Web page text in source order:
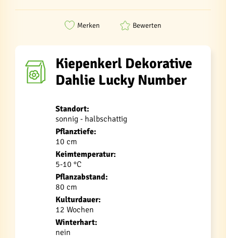
Merken Bewerten
Kiepenkerl Dekorative
Dahlie Lucky Number
Standort:
sonnig - halbschattig
Pflanztiefe:
10 cm
Keimtemperatur:
5-10 °C
Pflanzabstand:
80 cm
Kulturdauer:
12 Wochen
Winterhart:
nein